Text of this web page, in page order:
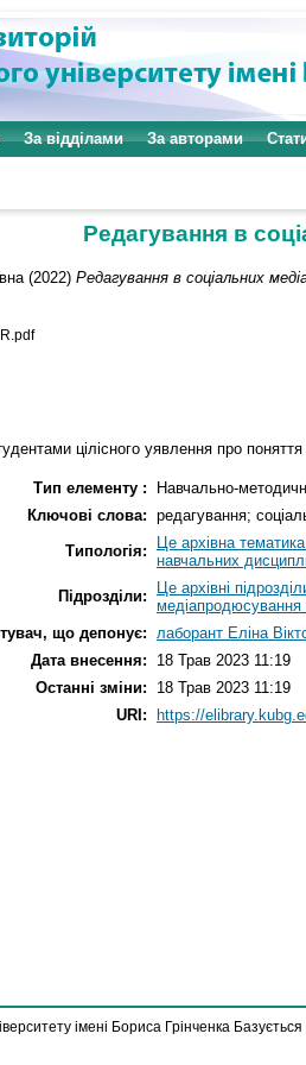
За відділами За авторами
Редагування в
(2022) Редагування в соціальних
цілісного уявлення про
Тип елементу :
Навчально-
Ключові слова: редагування;
Типологія:
Це архівна
навчальних
Підрозділи:
Це архівні
медіапродюсування
що депонує:
лаборант Еліна
Дата внесення:
18 Трав 2023 11:19
Останні зміни:
18 Трав 2023 11:19
URI:
https://
імені Бориса Грінченка